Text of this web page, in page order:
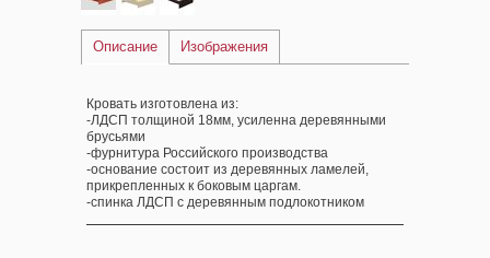
Описание Изображения
Кровать изготовлена из:
-ЛДСП толщиной 18мм, усиленна деревянными
брусьями
-фурнитура Российского производства
-основание состоит из деревянных ламелей,
прикрепленных к боковым царгам.
-спинка ЛДСП с деревянным подлокотником